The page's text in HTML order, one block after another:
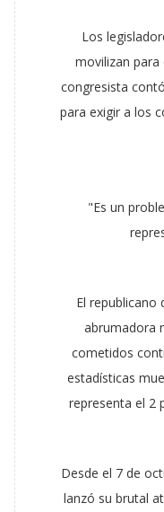
Los
movilizan
congresista
para exigir a los
"Es un
El republicano
abrumadora
cometidos
estadísticas
representa el 2
Desde el 7 de
lanzó su brutal